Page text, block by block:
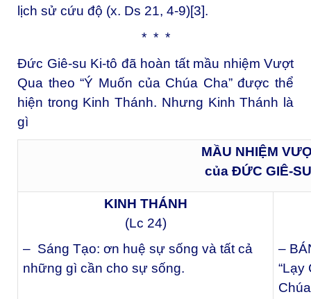
lịch sử cứu độ (x. Ds 21, 4-9)[3].
* * *
Đức Giê-su Ki-tô đã hoàn tất mầu nhiệm Vượt
Qua theo “Ý Muốn của Chúa Cha” được thể
hiện trong Kinh Thánh. Nhưng Kinh Thánh là
gì
MẦU NHIỆM
của ĐỨC GIÊ-
KINH THÁNH
(Lc 24)
– Sáng Tạo: ơn huệ sự sống và tất cả
những gì cần cho sự sống.
–
“Lạy